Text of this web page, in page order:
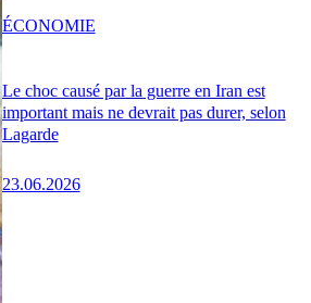
Le choc causé par la guerre en Iran est
important mais ne devrait pas durer, selon
Lagarde
23.06.2026
ÉCONOMIE